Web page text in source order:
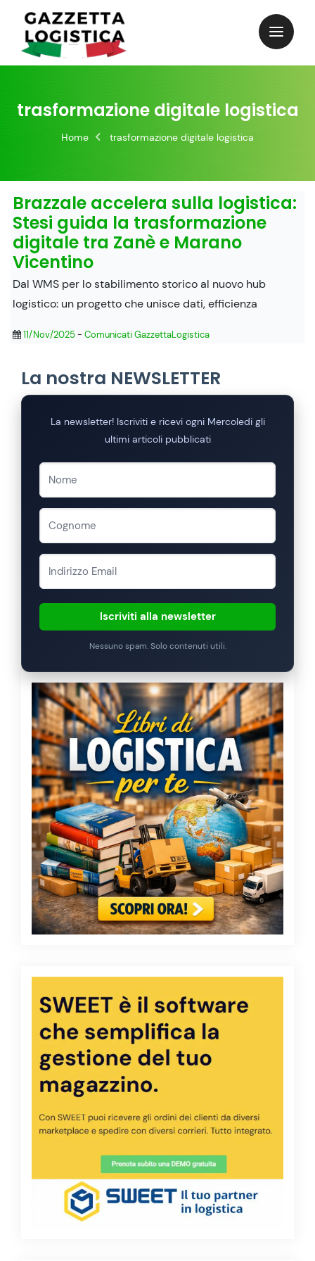
content
trasformazione digitale logistica
Home trasformazione digitale logistica
Brazzale accelera sulla logistica:
Stesi guida la trasformazione
digitale tra Zanè e Marano
Vicentino
Dal WMS per lo stabilimento storico al nuovo hub
logistico: un progetto che unisce dati, efficienza
11/Nov/2025- Comunicati GazzettaLogistica
La nostra NEWSLETTER
La newsletter! Iscriviti e ricevi ogni Mercoledi gli
ultimi articoli pubblicati
Iscriviti alla newsletter
Nessuno spam. Solo contenuti utili.